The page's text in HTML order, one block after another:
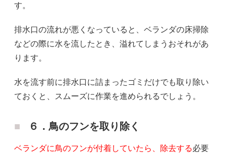
す。
排水口の流れが悪くなっていると、ベランダの床掃除
などの際に水を流したとき、溢れてしまうおそれがあ
ります。
水を流す前に排水口に詰まったゴミだけでも取り除い
ておくと、スムーズに作業を進められるでしょう。
６．鳥のフンを取り除く
ベランダに鳥のフンが付着していたら、除去する必要